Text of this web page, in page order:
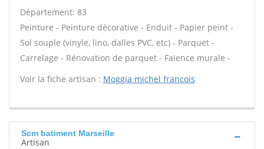
Département: 83
Peinture - Peinture décorative - Enduit - Papier peint -
Sol souple (vinyle, lino, dalles PVC, etc) - Parquet -
Carrelage - Rénovation de parquet - Faïence murale -
Voir la fiche artisan : Moggia michel francois
Scm batiment Marseille
Artisan